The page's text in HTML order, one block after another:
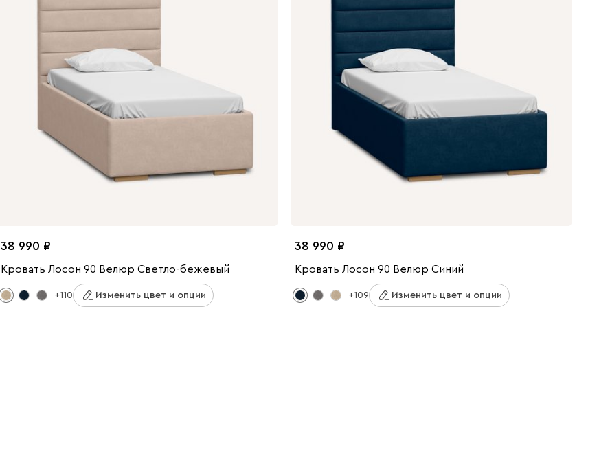
38 990
Кровать Лосон 90 Велюр Светло-бежевый
+110 Изменить цвет и опции
38 990
Кровать Лосон 90 Велюр Синий
+109 Изменить цвет и опции